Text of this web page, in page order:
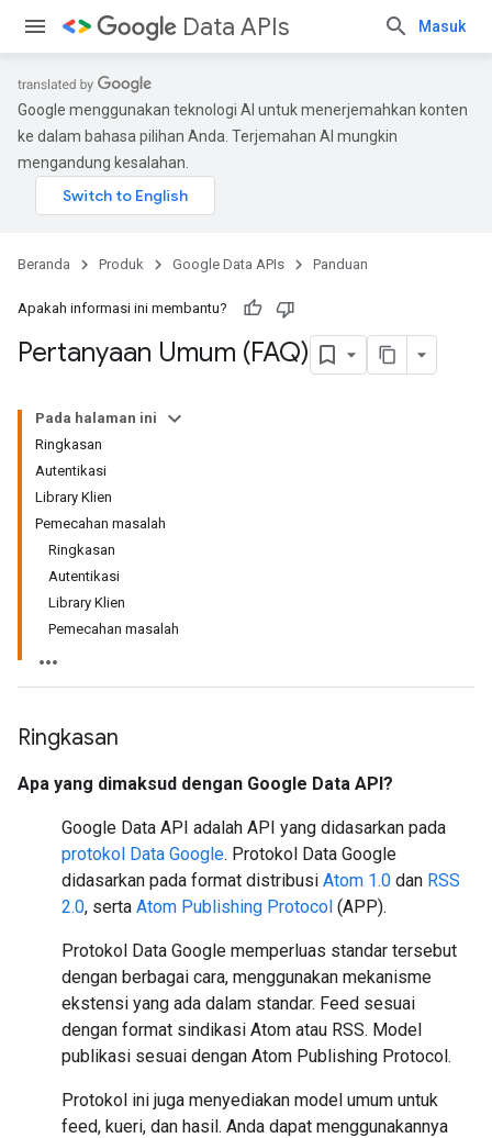
Data APIs Masuk
Google menggunakan teknologi AI untuk menerjemahkan konten
ke dalam bahasa pilihan Anda. Terjemahan AI mungkin
mengandung kesalahan.
Beranda Produk Google Data APIs Panduan
Apakah informasi ini membantu?
Pertanyaan Umum (FAQ)
Pada halaman ini
Ringkasan
Autentikasi
Library Klien
Pemecahan masalah
Ringkasan
Autentikasi
Library Klien
Pemecahan masalah
Ringkasan
Apa yang dimaksud dengan Google Data API?
Google Data API adalah API yang didasarkan pada
protokol Data Google. Protokol Data Google
didasarkan pada format distribusi Atom 1.0 dan RSS
2.0, serta Atom Publishing Protocol (APP).
Protokol Data Google memperluas standar tersebut
dengan berbagai cara, menggunakan mekanisme
ekstensi yang ada dalam standar. Feed sesuai
dengan format sindikasi Atom atau RSS. Model
publikasi sesuai dengan Atom Publishing Protocol.
Protokol ini juga menyediakan model umum untuk
feed, kueri, dan hasil. Anda dapat menggunakannya